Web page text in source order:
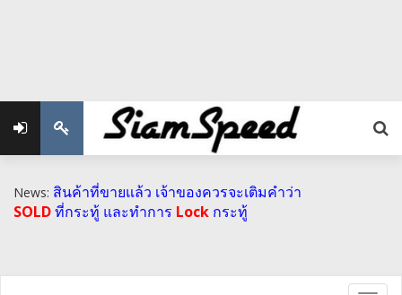
News: สินค้าที่ขายแล้ว เจ้าของควรจะเติมคำว่า
SOLDที่กระทู้ และทำการ Lock กระทู้